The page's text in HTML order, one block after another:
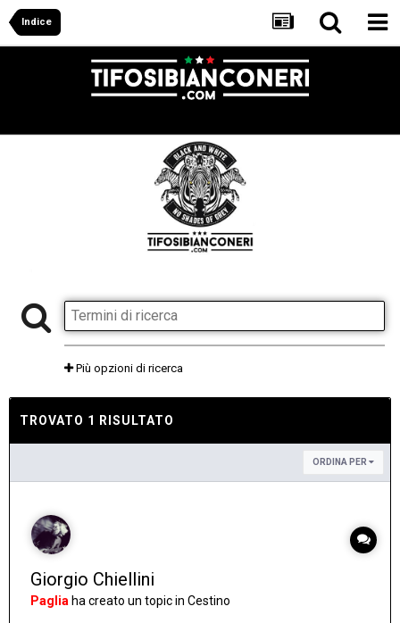
Indice
Più opzioni di ricerca
TROVATO 1 RISULTATO
ORDINA PER
Giorgio Chiellini
Paglia ha creato un topic in Cestino